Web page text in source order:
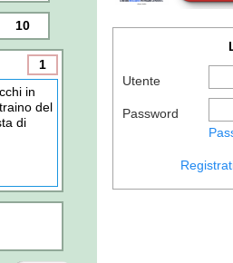
10
1
in
del
di
Utente
Password